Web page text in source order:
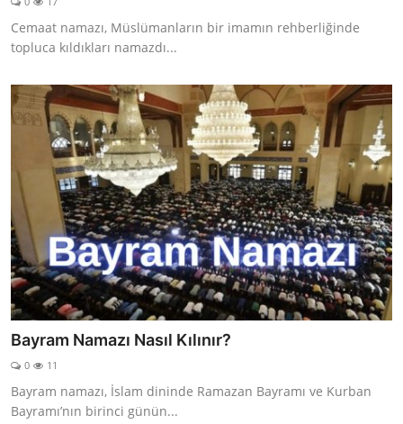
Cemaat namazı, Müslümanların bir imamın rehberliğinde
topluca kıldıkları namazdı...
Bayram Namazı Nasıl Kılınır?
0 11
Bayram namazı, İslam dininde Ramazan Bayramı ve Kurban
Bayramı’nın birinci günün...